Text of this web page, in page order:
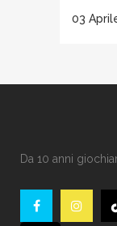
03
Da 10 anni